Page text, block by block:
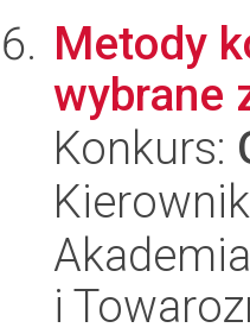
Metody
wybrane
Konkurs:
i